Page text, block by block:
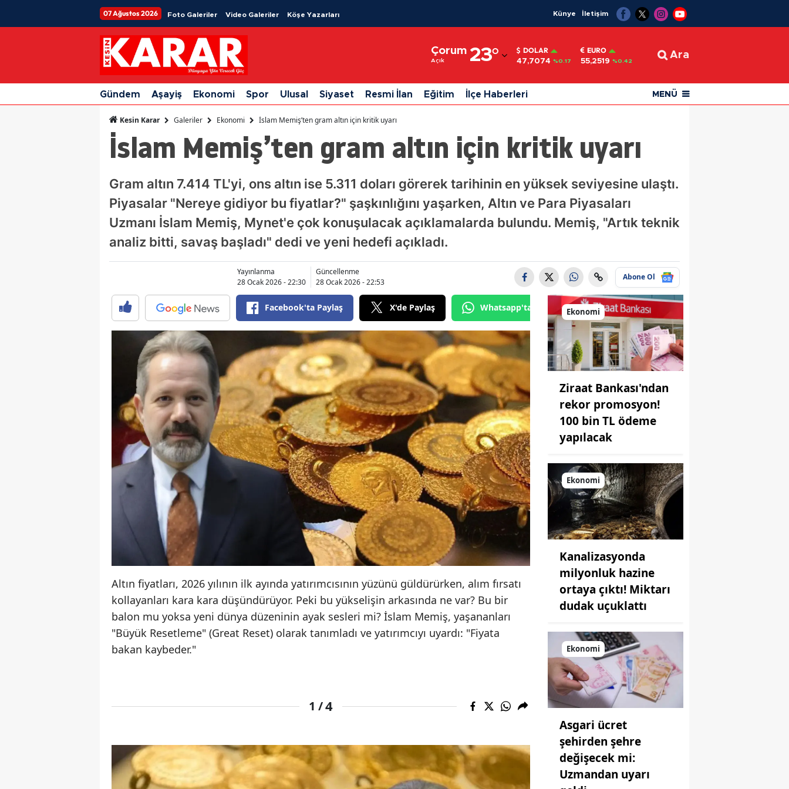
07 Ağustos 2026 Foto Galeriler Video Galeriler Köşe Yazarları Künye İletişim
Çorum
Açık 23°
Adıyaman
Afyonkarahisar
Ağrı
Ankara
Antalya
Artvin
Aydın
Bingöl
Bitlis
Bolu
Bursa
Çanakkale
Çankırı
Çorum
Denizli
Diyarbakır
Edirne
Elazığ
Erzincan
Erzurum
Eskişehir
Gümüşhane
Hatay
Isparta
DOLAR
47,7074 %0.17
EURO
55,2519 %0.42
Ara
Gündem Aşayiş Ekonomi Spor Ulusal Siyaset Resmi İlan Eğitim İlçe Haberleri MENÜ
Kesin Karar Galeriler Ekonomi İslam Memiş’ten gram altın için kritik uyarı
İslam Memiş’ten gram altın için kritik uyarı
Gram altın 7.414 TL'yi, ons altın ise 5.311 doları görerek tarihinin en yüksek seviyesine ulaştı.
Piyasalar "Nereye gidiyor bu fiyatlar?" şaşkınlığını yaşarken, Altın ve Para Piyasaları
Uzmanı İslam Memiş, Mynet'e çok konuşulacak açıklamalarda bulundu. Memiş, "Artık teknik
analiz bitti, savaş başladı" dedi ve yeni hedefi açıkladı.
Yayınlanma
28 Ocak 2026 - 22:30
Güncellenme
28 Ocak 2026 - 22:53
Abone Ol
Facebook'ta Paylaş X'de Paylaş Whatsapp'tan Gönder
Altın fiyatları, 2026 yılının ilk ayında yatırımcısının yüzünü güldürürken, alım fırsatı
kollayanları kara kara düşündürüyor. Peki bu yükselişin arkasında ne var? Bu bir
balon mu yoksa yeni dünya düzeninin ayak sesleri mi? İslam Memiş, yaşananları
"Büyük Resetleme" (Great Reset) olarak tanımladı ve yatırımcıyı uyardı: "Fiyata
bakan kaybeder."
1 /4
Ekonomi
Ziraat Bankası'ndan
rekor promosyon!
100 bin TL ödeme
yapılacak
Ekonomi
Kanalizasyonda
milyonluk hazine
ortaya çıktı! Miktarı
dudak uçuklattı
Ekonomi
Asgari ücret
şehirden şehre
değişecek mi:
Uzmandan uyarı